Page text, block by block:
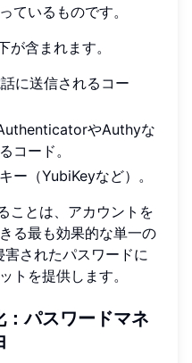
ているものです。
が含まれます。
に送信されるコー
やAuthyな
コード。
ー（YubiKeyなど）。
ことは、アカウントを
る最も効果的な単一の
されたパスワードに
トを提供します。
パスワードマネ